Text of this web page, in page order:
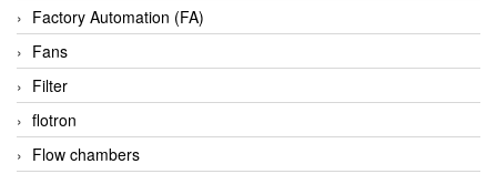
Apex Dynamics Vietnam
Apiste
APLISENS VietNam
Apollo Fire
Appleton
Factory Automation (FA)
Fans
Filter
flotron
Flow chambers